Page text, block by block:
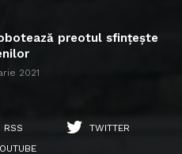
preotul sfințește
2021
RSS
TWITTER